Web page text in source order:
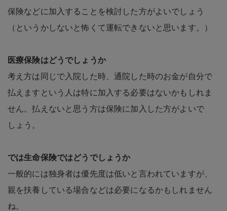
保険などに加入することを検討した方がよいでしょう
（というかしないと怖くて運転できないと思います。）
医療保険はどうでしょうか
考え方は同じで入院した時、通院した時のお金が自分で
払えますという人は特に加入する必要はないかもしれま
せん。払えないと思う方は保険に加入した方がよいで
しょう。
では生命保険ではどうでしょうか
一般的には独身者は優先度は低いと言われていますが、
親を扶養している場合などは必要になるかもしれません
ね。